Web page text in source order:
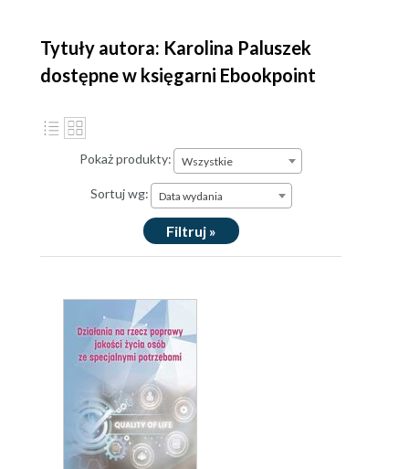
Tytuły autora: Karolina Paluszek
dostępne w księgarni Ebookpoint
Pokaż produkty: Wszystkie
Sortuj wg: Data wydania
Filtruj »